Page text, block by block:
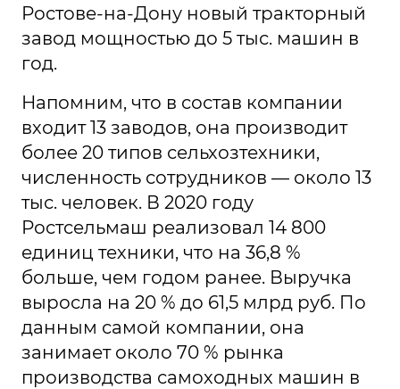
Ростове-на-Дону новый тракторный
завод мощностью до 5 тыс. машин в
год.
Напомним, что в состав компании
входит 13 заводов, она производит
более 20 типов сельхозтехники,
численность сотрудников — около 13
тыс. человек. В 2020 году
Ростсельмаш реализовал 14 800
единиц техники, что на 36,8 %
больше, чем годом ранее. Выручка
выросла на 20 % до 61,5 млрд руб. По
данным самой компании, она
занимает около 70 % рынка
производства самоходных машин в